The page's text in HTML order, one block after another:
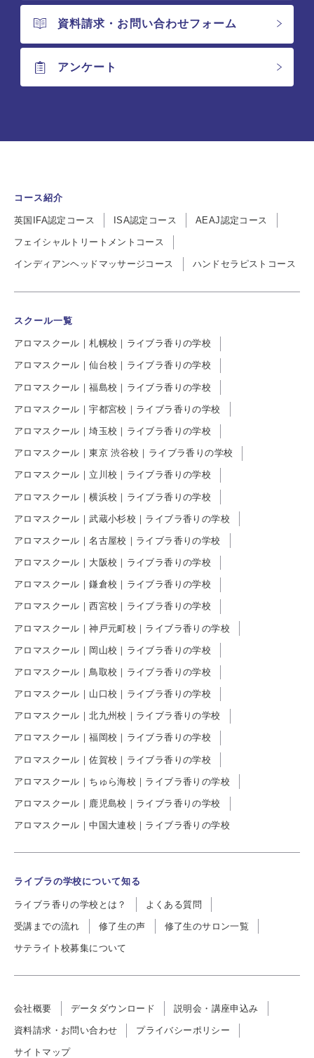
資料請求・お問い合わせフォーム
アンケート
コース紹介
英国IFA認定コース ISA認定コース AEAJ認定コース
フェイシャルトリートメントコース
インディアンヘッドマッサージコース ハンドセラピストコース
スクール一覧
アロマスクール｜札幌校｜ライブラ香りの学校
アロマスクール｜仙台校｜ライブラ香りの学校
アロマスクール｜福島校｜ライブラ香りの学校
アロマスクール｜宇都宮校｜ライブラ香りの学校
アロマスクール｜埼玉校｜ライブラ香りの学校
アロマスクール｜東京 渋谷校｜ライブラ香りの学校
アロマスクール｜立川校｜ライブラ香りの学校
アロマスクール｜横浜校｜ライブラ香りの学校
アロマスクール｜武蔵小杉校｜ライブラ香りの学校
アロマスクール｜名古屋校｜ライブラ香りの学校
アロマスクール｜大阪校｜ライブラ香りの学校
アロマスクール｜鎌倉校｜ライブラ香りの学校
アロマスクール｜西宮校｜ライブラ香りの学校
アロマスクール｜神戸元町校｜ライブラ香りの学校
アロマスクール｜岡山校｜ライブラ香りの学校
アロマスクール｜鳥取校｜ライブラ香りの学校
アロマスクール｜山口校｜ライブラ香りの学校
アロマスクール｜北九州校｜ライブラ香りの学校
アロマスクール｜福岡校｜ライブラ香りの学校
アロマスクール｜佐賀校｜ライブラ香りの学校
アロマスクール｜ちゅら海校｜ライブラ香りの学校
アロマスクール｜鹿児島校｜ライブラ香りの学校
アロマスクール｜中国大連校｜ライブラ香りの学校
ライブラの学校について知る
ライブラ香りの学校とは？ よくある質問
受講までの流れ 修了生の声 修了生のサロン一覧
サテライト校募集について
会社概要 データダウンロード 説明会・講座申込み
資料請求・お問い合わせ プライバシーポリシー
サイトマップ